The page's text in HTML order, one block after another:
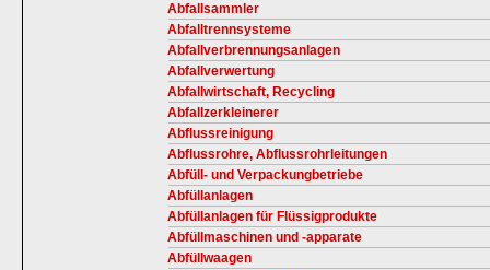
Abfallsammler
Abfalltrennsysteme
Abfallverbrennungsanlagen
Abfallverwertung
Abfallwirtschaft, Recycling
Abfallzerkleinerer
Abflussreinigung
Abflussrohre, Abflussrohrleitungen
Abfüll- und Verpackungbetriebe
Abfüllanlagen
Abfüllanlagen für Flüssigprodukte
Abfüllmaschinen und -apparate
Abfüllwaagen